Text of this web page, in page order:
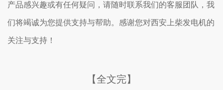
产品感兴趣或有任何疑问，请随时联系我们的客服团队，我
们将竭诚为您提供支持与帮助。感谢您对西安上柴发电机的
关注与支持！
【全文完】